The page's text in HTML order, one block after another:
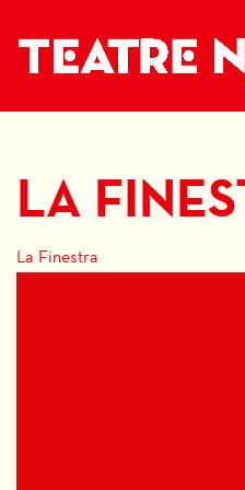
LA
La Finestra